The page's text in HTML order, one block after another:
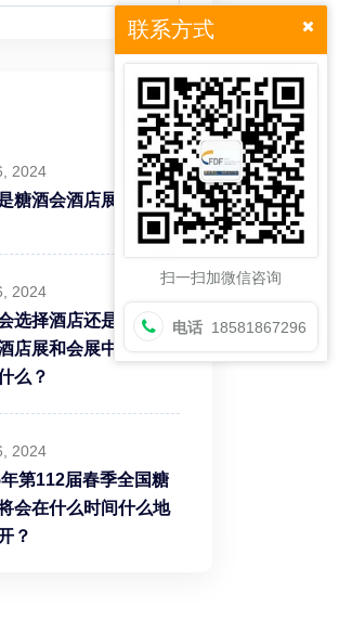
2024
糖酒会酒店展？
2024
选择酒店还是会展中
店展和会展中心的区
么？
2024
第112届春季全国糖
会在什么时间什么地
？
联系方式
扫一扫加微信咨询
电话 18581867296